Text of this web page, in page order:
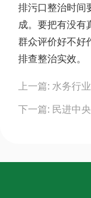
排污口整治时间
成。要把有没有
群众评价好不好
排查整治实效。
navigation
上一篇: 水务行
下一篇: 民进中